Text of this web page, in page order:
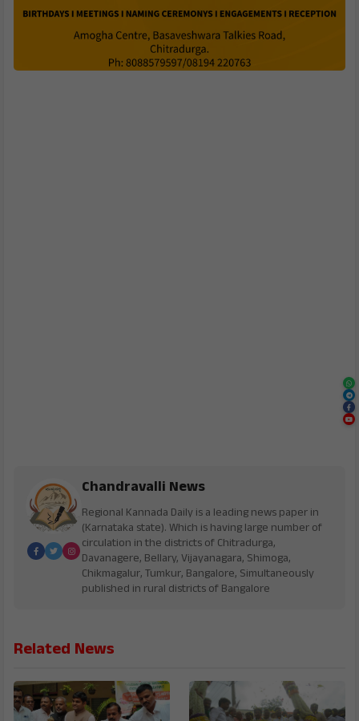
Chandravalli News
Regional Kannada Daily is a leading news paper in
(Karnataka state). Which is having large number of
circulation in the districts of Chitradurga,
Davanagere, Bellary, Vijayanagara, Shimoga,
Chikmagalur, Tumkur, Bangalore, Simultaneously
published in rural districts of Bangalore
Related News